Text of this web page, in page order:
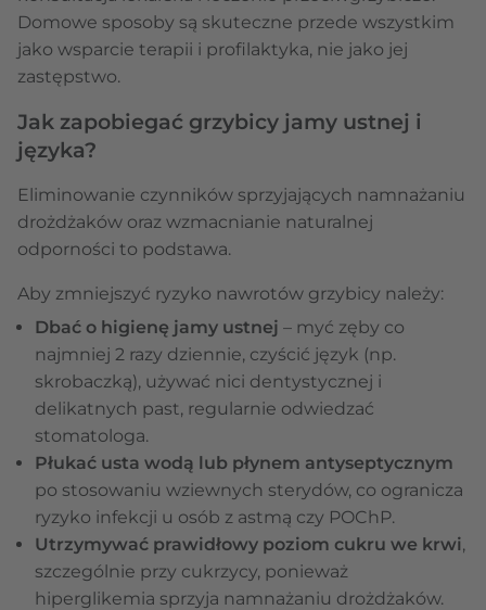
Domowe sposoby są skuteczne przede wszystkim
jako wsparcie terapii i profilaktyka, nie jako jej
zastępstwo.
Jak zapobiegać grzybicy jamy ustnej i
języka?
Eliminowanie czynników sprzyjających namnażaniu
drożdżaków oraz wzmacnianie naturalnej
odporności to podstawa.
Aby zmniejszyć ryzyko nawrotów grzybicy należy:
Dbać o higienę jamy ustnej – myć zęby co
najmniej 2 razy dziennie, czyścić język (np.
skrobaczką), używać nici dentystycznej i
delikatnych past, regularnie odwiedzać
stomatologa.
Płukać usta wodą lub płynem antyseptycznym
po stosowaniu wziewnych sterydów, co ogranicza
ryzyko infekcji u osób z astmą czy POChP.
Utrzymywać prawidłowy poziom cukru we krwi,
szczególnie przy cukrzycy, ponieważ
hiperglikemia sprzyja namnażaniu drożdżaków.